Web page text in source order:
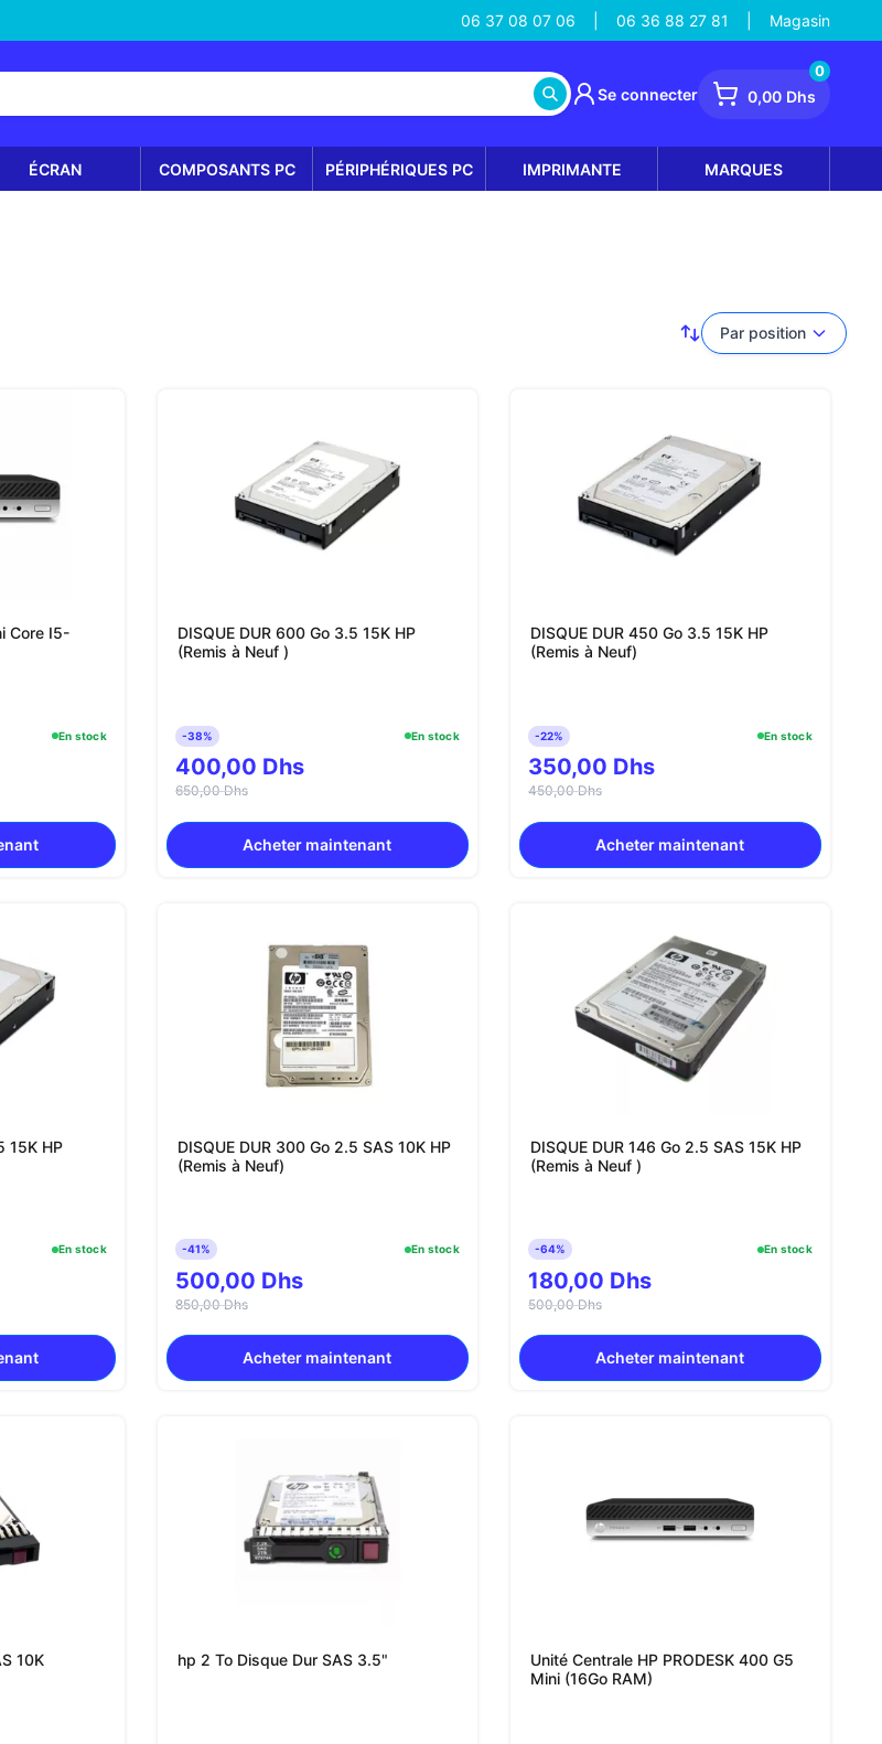
06 37 08 07 06 06 36 88 27 81 Magasin
Se connecter 0,00 Dhs
0
ÉCRAN COMPOSANTS PC PÉRIPHÉRIQUES PC IMPRIMANTE MARQUES
Par position
Core I5-
En stock
DISQUE DUR 600 Go 3.5 15K HP
(Remis à Neuf )
-38% En stock
400,00 Dhs
650,00 Dhs
Acheter maintenant
DISQUE DUR 450 Go 3.5 15K HP
(Remis à Neuf)
-22% En stock
350,00 Dhs
450,00 Dhs
Acheter maintenant
15K HP
En stock
DISQUE DUR 300 Go 2.5 SAS 10K HP
(Remis à Neuf)
-41% En stock
500,00 Dhs
850,00 Dhs
Acheter maintenant
DISQUE DUR 146 Go 2.5 SAS 15K HP
(Remis à Neuf )
-64% En stock
180,00 Dhs
500,00 Dhs
Acheter maintenant
10K hp 2 To Disque Dur SAS 3.5"
Unité Centrale HP PRODESK 400 G5
Mini (16Go RAM)